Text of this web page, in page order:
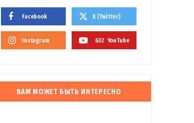
Facebook X (Twitter)
Instagram 632 YouTube
ВАМ МОЖЕТ БЫТЬ ИНТЕРЕСНО